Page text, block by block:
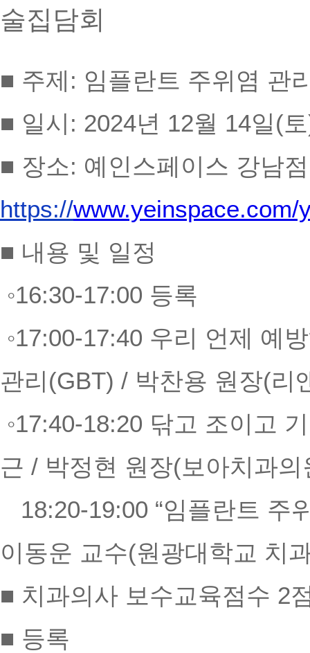
술집담회
■ 주제: 임플란트 주위염 관
■ 일시: 2024년 12월 14일(
■ 장소: 예인스페이스 강남
https://www.yeinspace.com/
■ 내용 및 일정
◦16:30-17:00 등록
◦17:00-17:40 우리 언제 예
관리(GBT) / 박찬용 원장(리
◦17:40-18:20 닦고 조이고
근 / 박정현 원장(보아치과의
18:20-19:00 “임플란트 주
이동운 교수(원광대학교 치
■ 치과의사 보수교육점수 2
■ 등록